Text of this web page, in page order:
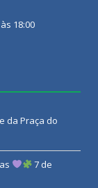
18:00
da Praça do
7 de